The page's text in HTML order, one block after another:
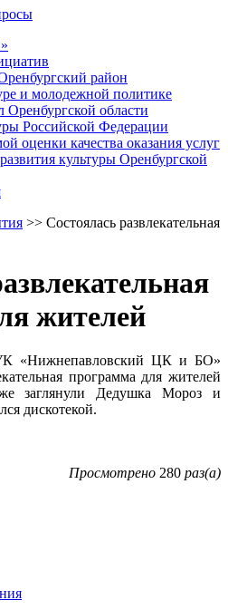
район
и молодежной политике
области
Российской Федерации
оценки качества оказания услуг
культуры Оренбургской
>> Состоялась развлекательная
жителей
«Нижнепавловский ЦК и БО»
программа для жителей
заглянули Дедушка Мороз и
дискотекой.
Просмотрено 280 раз(а)